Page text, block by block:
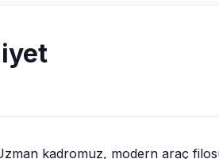
kadromuz, modern araç